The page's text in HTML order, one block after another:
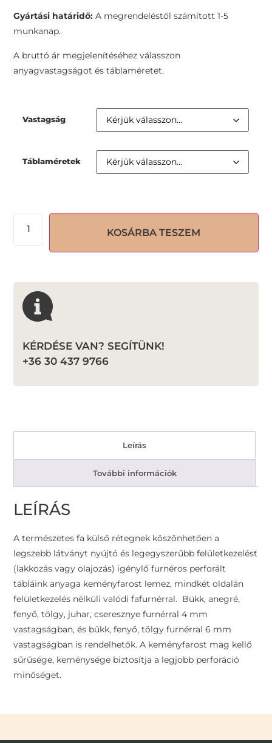
Gyártási határidő: A megrendeléstől számított 1-5
munkanap.
A bruttó ár megjelenítéséhez válasszon
anyagvastagságot és táblaméretet.
Vastagság
Táblaméretek
KOSÁRBA TESZEM
KÉRDÉSE VAN? SEGÍTÜNK!
+36 30 437 9766
Leírás
További információk
LEÍRÁS
A természetes fa külső rétegnek köszönhetően a
legszebb látványt nyújtó és legegyszerűbb felületkezelést
(lakkozás vagy olajozás) igénylő furnéros perforált
tábláink anyaga keményfarost lemez, mindkét oldalán
felületkezelés nélküli valódi fafurnérral. Bükk, anegré,
fenyő, tölgy, juhar, cseresznye furnérral 4 mm
vastagságban, és bükk, fenyő, tölgy furnérral 6 mm
vastagságban is rendelhetők. A keményfarost mag kellő
sűrűsége, keménysége biztosítja a legjobb perforáció
minőséget.